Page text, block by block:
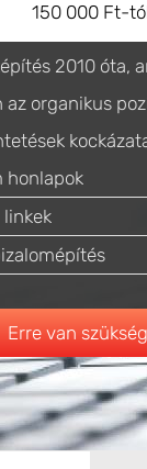
150 000 Ft-
2010 óta,
az organikus
honlapok
linkek
Erre van